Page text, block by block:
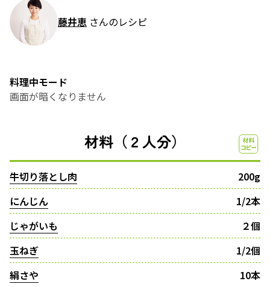
藤井恵 さんのレシピ
料理中モード
画面が暗くなりません
材料（２人分）
牛切り落とし肉
200g
にんじん
1/2本
じゃがいも
２個
玉ねぎ
1/2個
絹さや
10本